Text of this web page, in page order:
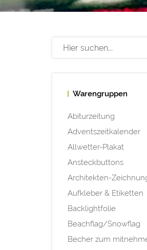
Warengruppen
Abiturzeitung
Adventszeitkalender
Allwetter-Plakat
Ansteckbuttons
Architekten-
Aufkleber & Etiketten
Backlightfolie
Beachflag/Snowflag
Becher zum